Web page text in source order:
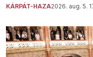
KÁRPÁT-HAZA2026. aug. 5.